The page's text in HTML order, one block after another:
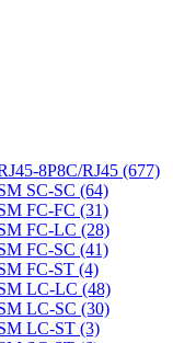
8P8C/RJ45 (677)
SC-SC (64)
FC-FC (31)
FC-LC (28)
FC-SC (41)
FC-ST (4)
LC-LC (48)
LC-SC (30)
LC-ST (3)